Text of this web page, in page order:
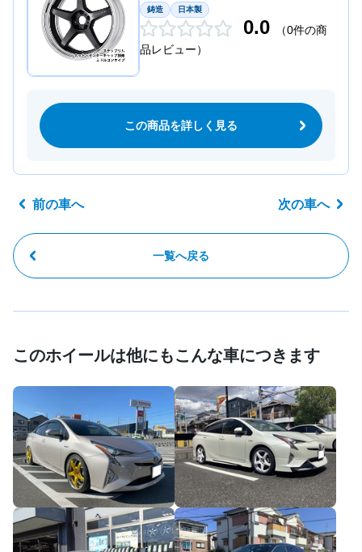
鋳造 日本製
0.0
（0件の商
品レビュー）
この商品を詳しく見る
前の車へ
一覧へ戻る
次の車へ
このホイールは他にもこんな車につきます